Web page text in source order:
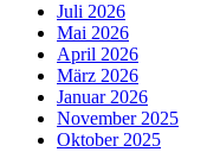
Juli 2026
Mai 2026
April 2026
März 2026
Januar 2026
November 2025
Oktober 2025